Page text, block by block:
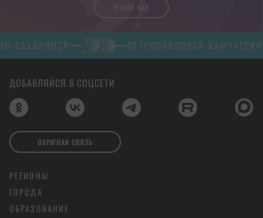
УЗНАЙ КАК
ПЕТРОПАВЛОВСК-КАМЧАТСКИЙ
РЕГИОНЫ
ГОРОДА
ОБРАЗОВАНИЕ
ДОБАВЛЯЙСЯ В СОЦСЕТИ
ОБРАТНАЯ СВЯЗЬ